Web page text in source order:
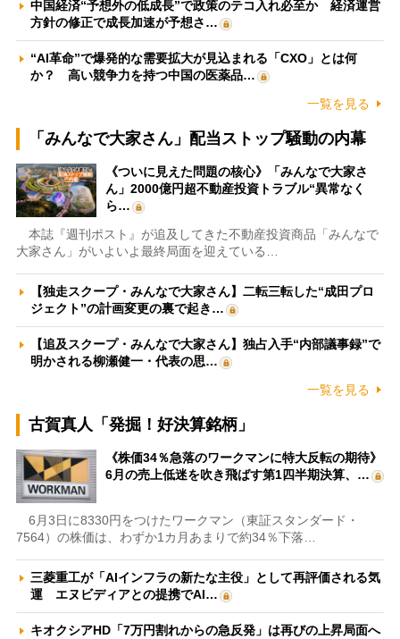
中国経済“予想外の低成長”で政策のテコ入れ必至か 経済運営
方針の修正で成長加速が予想さ…
“AI革命”で爆発的な需要拡大が見込まれる「CXO」とは何
か？ 高い競争力を持つ中国の医薬品…
一覧を見る
「みんなで大家さん」配当ストップ騒動の内幕
《ついに見えた問題の核心》「みんなで大家さ
ん」2000億円超不動産投資トラブル“異常なく
ら…
本誌『週刊ポスト』が追及してきた不動産投資商品「みんなで
大家さん」がいよいよ最終局面を迎えている…
【独走スクープ・みんなで大家さん】二転三転した“成田プロ
ジェクト”の計画変更の裏で起き…
【追及スクープ・みんなで大家さん】独占入手“内部議事録”で
明かされる柳瀬健一・代表の思…
一覧を見る
古賀真人「発掘！好決算銘柄」
《株価34％急落のワークマンに特大反転の期待》
6月の売上低迷を吹き飛ばす第1四半期決算、…
6月3日に8330円をつけたワークマン（東証スタンダード・
7564）の株価は、わずか1カ月あまりで約34％下落…
三菱重工が「AIインフラの新たな主役」として再評価される気
運 エヌビディアとの提携でAI…
キオクシアHD「7万円割れからの急反発」は再びの上昇局面へ